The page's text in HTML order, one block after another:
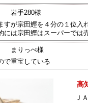
岩手280様
すが宗田鰹を４分の１位
には宗田鰹はスーパーでは
まりっぺ様
で重宝している
高
Ｊ